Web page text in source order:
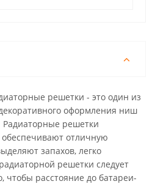
решетки - это один из
оформления ниш
решетки
обеспечивают отличную
запахов, легко
решетки следует
расстояние до батареи-